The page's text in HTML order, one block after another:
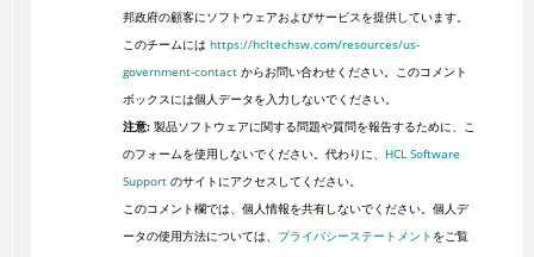
邦政府の顧客にソフトウェアおよびサービスを提供しています。
このチームには https://hcltechsw.com/resources/us-
government-contactからお問い合わせください。このコメント
ボックスには個人データを入力しないでください。
注意:製品ソフトウェアに関する問題や質問を報告するために、こ
のフォームを使用しないでください。代わりに、 HCL Software
Supportのサイトにアクセスしてください。
このコメント欄では、個人情報を共有しないでください。個人デ
ータの使用方法については、 プライバシーステートメント をご覧